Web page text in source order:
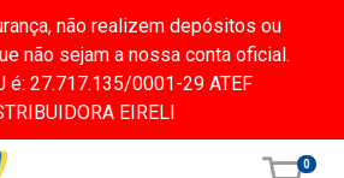
não realizem depósitos ou
não sejam a nossa conta oficial.
é: 27.717.135/0001-29 ATEF
EIRELI
0